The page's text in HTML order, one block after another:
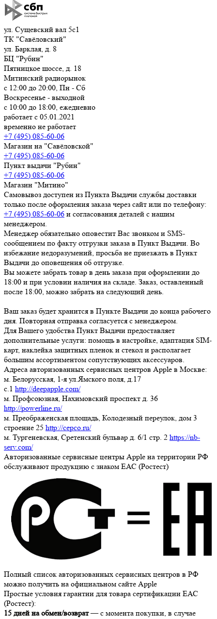
ул. Сущевский вал 5с1
ТК "Савёловский"
ул. Барклая, д. 8
БЦ "Рубин"
Пятницкое шоссе, д. 18
Митинский радиорынок
с 12:00 до 20:00, Пн - Сб
Воскресенье - выходной
с 10:00 до 18:00, ежедневно
работает с 05.01.2021
временно не работает
+7 (495) 085-60-06
Магазин на "Савёловской"
+7 (495) 085-60-06
Пункт выдачи "Рубин"
+7 (495) 085-60-06
Магазин "Митино"
Самовывоз доступен из Пункта Выдачи службы доставки
только после оформления заказа через сайт или по телефону:
+7 (495) 085-60-06 и согласования деталей с нашим
менеджером.
Менеджер обязательно оповестит Вас звонком и SMS-
сообщением по факту отгрузки заказа в Пункт Выдачи. Во
избежание недоразумений, просьба не приезжать в Пункт
Выдачи до оповещения об отгрузке
Вы можете забрать товар в день заказа при оформлении до
18:00 и при условии наличия на складе. Заказ, оставленный
после 18:00, можно забрать на следующий день.
Ваш заказ будет хранится в Пункте Выдачи до конца рабочего
дня. Повторная отправка согласуется с менеджером.
Для Вашего удобства Пункт Выдачи предоставляет
дополнительные услуги: помощь в настройке, адаптация SIM-
карт, наклейка защитных пленок и стекол и располагает
большим ассортиментом сопутствующих аксессуаров.
Адреса авторизованных сервисных центров Apple в Москве:
м. Белорусская, 1-я ул.Ямского поля, д.17
c.1 http://deepapple.com/
м. Профсоюзная, Нахимовский проспект д. 36
http://powerline.ru/
м. Преображенская площадь, Колодезный переулок, дом 3
строение 25 http://cepco.ru/
м. Тургеневская, Сретенский бульвар д. 6/1 стр. 2 https://nb-
serv.com/
Авторизованные сервисные центры Apple на территории РФ
обслуживают продукцию с знаком ЕАС (Ростест)
Полный список авторизованных сервисных центров в РФ
можно получить на официальном сайте Apple
Простые условия гарантии для товара сертификации ЕАС
(Ростест):
15 дней на обмен/возврат— с момента покупки, в случае